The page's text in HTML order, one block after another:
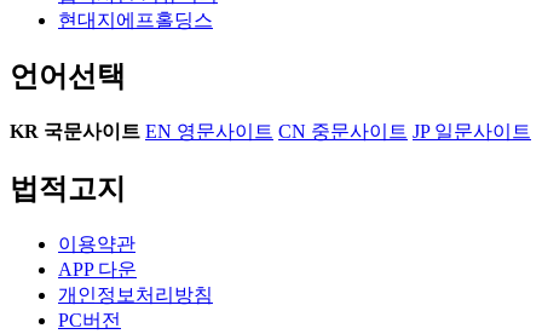
현대지에프홀딩스
언어선택
KR 국문사이트 EN 영문사이트 CN 중문사이트 JP일문사이트
법적고지
이용약관
APP 다운
개인정보처리방침
PC버전